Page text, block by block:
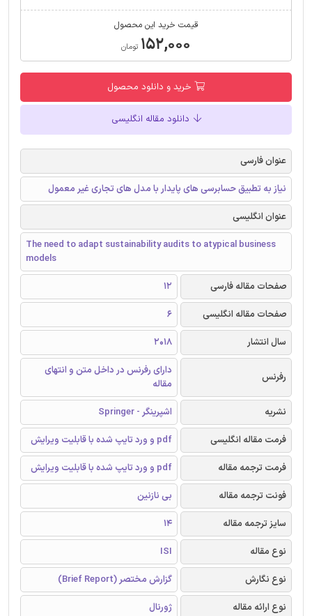
قیمت خرید این محصول
۱۵۲,۰۰۰ تومان
خرید و دانلود محصول
دانلود مقاله انگلیسی
عنوان فارسی
نیاز به تطبیق حسابرسی های پایدار با مدل های تجاری غیر معمول
عنوان انگلیسی
The need to adapt sustainability audits to atypical business
models
صفحات مقاله فارسی
12
صفحات مقاله انگلیسی
6
سال انتشار
2018
رفرنس
دارای رفرنس در داخل متن و انتهای
مقاله
نشریه
اشپرینگر - Springer
فرمت مقاله انگلیسی
pdf و ورد تایپ شده با قابلیت ویرایش
فرمت ترجمه مقاله
pdf و ورد تایپ شده با قابلیت ویرایش
فونت ترجمه مقاله
بی نازنین
سایز ترجمه مقاله
14
نوع مقاله
ISI
نوع نگارش
گزارش مختصر (Brief Report)
نوع ارائه مقاله
ژورنال